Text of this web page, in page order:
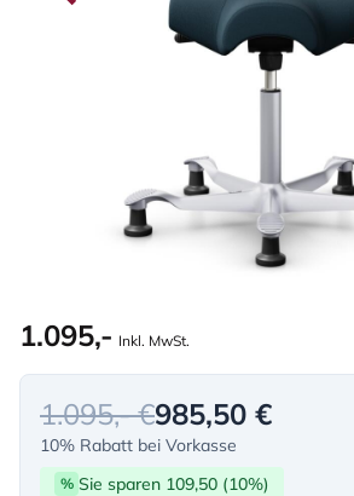
1.095,- Inkl. MwSt.
1.095,- €985,50 €
10% Rabatt bei Vorkasse
% Sie sparen 109,50 (10%)